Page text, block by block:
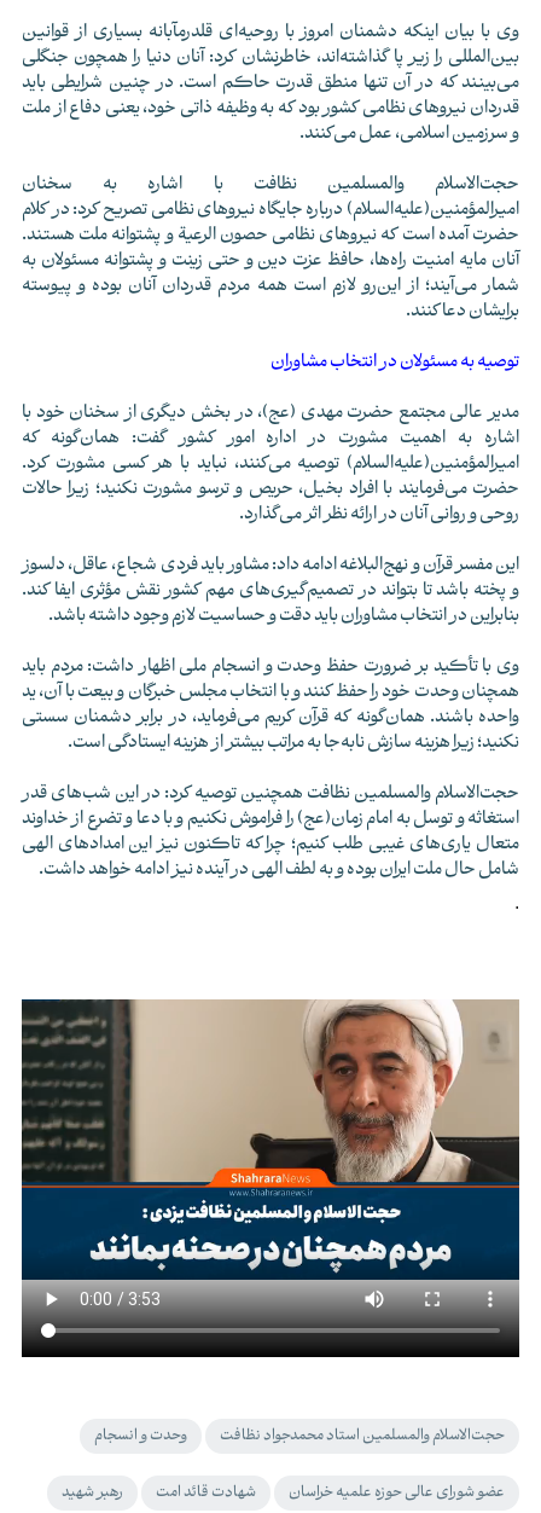
وی با بیان اینکه دشمنان امروز با روحیه‌ای قلدرمآبانه بسیاری از قوانین
بین‌المللی را زیر پا گذاشته‌اند، خاطرنشان کرد: آنان دنیا را همچون جنگلی
می‌بینند که در آن تنها منطق قدرت حاکم است. در چنین شرایطی باید
قدردان نیروهای نظامی کشور بود که به وظیفه ذاتی خود، یعنی دفاع از ملت
و سرزمین اسلامی، عمل می‌کنند.
حجت‌الاسلام والمسلمین نظافت با اشاره به سخنان
امیرالمؤمنین(علیه‌السلام) درباره جایگاه نیروهای نظامی تصریح کرد: در کلام
حضرت آمده است که نیروهای نظامی حصون الرعیة و پشتوانه ملت هستند.
آنان مایه امنیت راه‌ها، حافظ عزت دین و حتی زینت و پشتوانه مسئولان به
شمار می‌آیند؛ از این‌رو لازم است همه مردم قدردان آنان بوده و پیوسته
برایشان دعا کنند.
توصیه به مسئولان در انتخاب مشاوران
مدیر عالی مجتمع حضرت مهدی (عج)، در بخش دیگری از سخنان خود با
اشاره به اهمیت مشورت در اداره امور کشور گفت: همان‌گونه که
امیرالمؤمنین(علیه‌السلام) توصیه می‌کنند، نباید با هر کسی مشورت کرد.
حضرت می‌فرمایند با افراد بخیل، حریص و ترسو مشورت نکنید؛ زیرا حالات
روحی و روانی آنان در ارائه نظر اثر می‌گذارد.
این مفسر قرآن و نهج‌‎البلاغه ادامه داد: مشاور باید فردی شجاع، عاقل، دلسوز
و پخته باشد تا بتواند در تصمیم‌گیری‌های مهم کشور نقش مؤثری ایفا کند.
بنابراین در انتخاب مشاوران باید دقت و حساسیت لازم وجود داشته باشد.
وی با تأکید بر ضرورت حفظ وحدت و انسجام ملی اظهار داشت: مردم باید
همچنان وحدت خود را حفظ کنند و با انتخاب مجلس خبرگان و بیعت با آن، ید
واحده باشند. همان‌گونه که قرآن کریم می‌فرماید، در برابر دشمنان سستی
نکنید؛ زیرا هزینه سازش نابه‌جا به مراتب بیشتر از هزینه ایستادگی است.
حجت‌الاسلام والمسلمین نظافت همچنین توصیه کرد: در این شب‌های قدر
استغاثه و توسل به امام زمان(عج) را فراموش نکنیم و با دعا و تضرع از خداوند
متعال یاری‌های غیبی طلب کنیم؛ چرا که تاکنون نیز این امدادهای الهی
شامل حال ملت ایران بوده و به لطف الهی در آینده نیز ادامه خواهد داشت.
.
حجت‌الاسلام والمسلمین استاد محمدجواد نظافت وحدت و انسجام
عضو شورای عالی حوزه علمیه خراسان شهادت قائد امت رهبر شهید